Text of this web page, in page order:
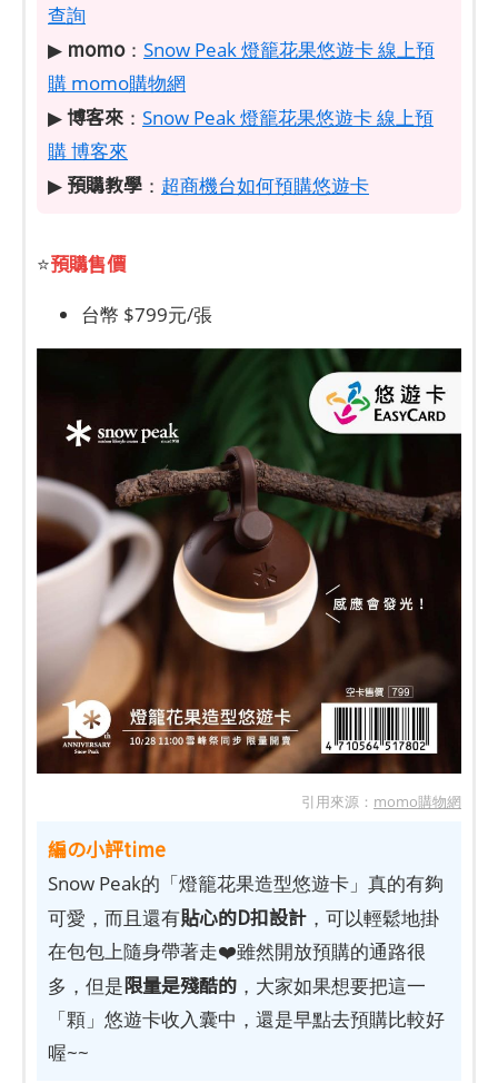
查詢
▶ momo： Snow Peak 燈籠花果悠遊卡 線上預
購 momo購物網
▶博客來 ： Snow Peak 燈籠花果悠遊卡 線上預
購 博客來
▶ 預購教學 ： 超商機台如何預購悠遊卡
⭐預購售價
台幣 $799元/張
引用來源： momo購物網
編の小評time
Snow Peak的「燈籠花果造型悠遊卡」真的有夠
可愛，而且還有貼心的D扣設計 ，可以輕鬆地掛
在包包上隨身帶著走❤️雖然開放預購的通路很
多，但是限量是殘酷的 ，大家如果想要把這一
「顆」悠遊卡收入囊中，還是早點去預購比較好
喔~~